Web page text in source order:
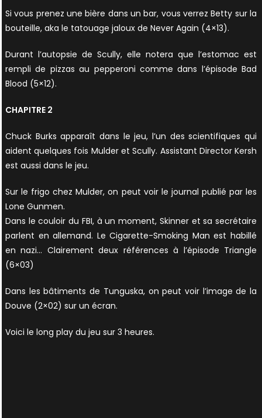
Si vous prenez une bière dans un bar, vous verrez Betty sur la
bouteille, aka le tatouage jaloux de Never Again (4×13).
Durant l’autopsie de Scully, elle notera que l’estomac est
rempli de pizzas au pepperoni comme dans l’épisode Bad
Blood (5×12).
CHAPITRE 2
Chuck Burks apparaît dans le jeu, l’un des scientifiques qui
aident quelques fois Mulder et Scully. Assistant Director Kersh
est aussi dans le jeu.
Sur le frigo chez Mulder, on peut voir le journal publié par les
Lone Gunmen.
Dans le couloir du FBI, à un moment, Skinner et sa secrétaire
parlent en allemand. Le Cigarette-Smoking Man est habillé
en nazi… Clairement deux références à l’épisode Triangle
(6×03)
Dans les bâtiments de Tunguska, on peut voir l’image de la
Douve (2×02) sur un écran.
Voici le long play du jeu sur 3 heures.